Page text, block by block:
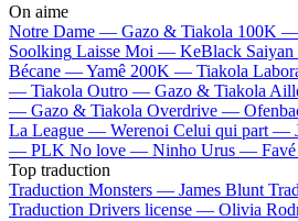
On aime
Notre Dame — Gazo & Tiakola 100K —
Soolking Laisse Moi — KeBlack
Bécane —Yamê 200K — Tiakola
— Tiakola Outro — Gazo & Tiakola
— Gazo & Tiakola Overdrive —
La League — Werenoi Celui qui part —
— PLK No love — Ninho Urus —
Top traduction
Traduction Monsters — James Blunt
Traduction Drivers license — Olivia